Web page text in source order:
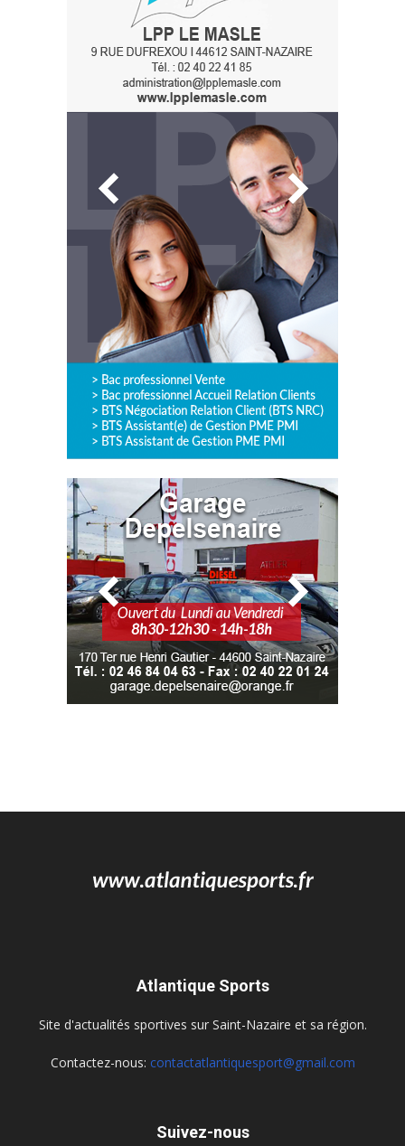
Atlantique Sports
Site d'actualités sportives sur Saint-Nazaire et sa région.
Contactez-nous: contactatlantiquesport@gmail.com
Suivez-nous